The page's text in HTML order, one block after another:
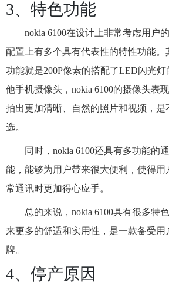
3、特色功能
nokia 6100在设计上非常考虑用户
配置上有多个具有代表性的特性功能。
功能就是200P像素的搭配了LED闪光
他手机摄像头，nokia 6100的摄像头表
拍出更加清晰、自然的照片和视频，是
选。
同时，nokia 6100还具有多功能的
能，能够为用户带来很大便利，使得用
常通讯时更加得心应手。
总的来说，nokia 6100具有很多特
来更多的舒适和实用性，是一款备受用
牌。
4、停产原因